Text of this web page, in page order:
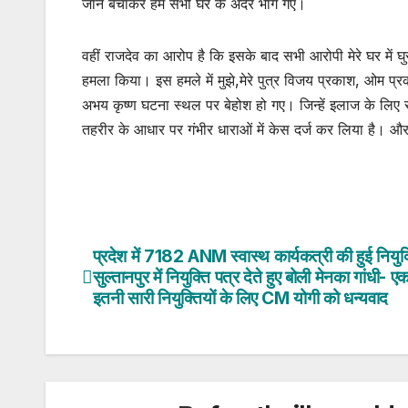
वहीं राजदेव का आरोप है कि इसके बाद सभी आरोपी मेरे
हमला किया। इस हमले में मुझे,मेरे पुत्र विजय प्रकाश, ओम
अभय कृष्ण घटना स्थल पर बेहोश हो गए। जिन्हें इलाज के लिए
तहरीर के आधार पर गंभीर धाराओं में केस दर्ज कर लिया है। और
Post
navigation
प्रदेश में 7182 ANM स्वास्थ कार्यकत्री की हुई
सुल्तानपुर में नियुक्ति पत्र देते हुए बोली मेनका गांधी-
इतनी सारी नियुक्तियों के लिए CM योगी को धन्यवाद